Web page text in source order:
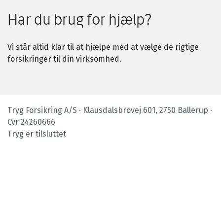
Har du brug for hjælp?
Vi står altid klar til at hjælpe med at vælge de rigtige
forsikringer til din virksomhed.
Tryg Forsikring A/S · Klausdalsbrovej 601, 2750 Ballerup ·
Cvr 24260666
Tryg er tilsluttet